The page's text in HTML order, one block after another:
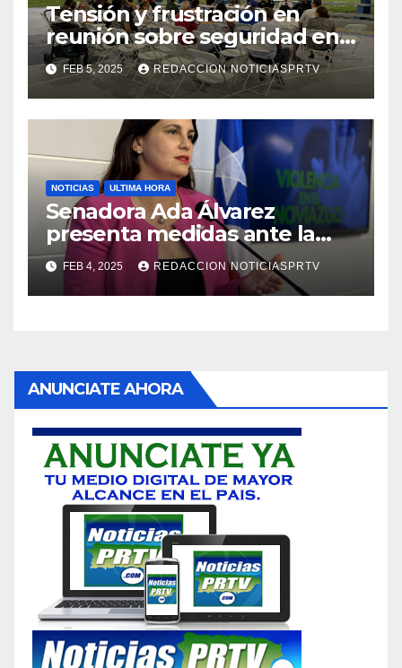
Tensión y frustración en
reunión sobre seguridad en
Reparto Metropolitano
FEB 5, 2025 REDACCION NOTICIASPRTV
NOTICIAS ULTIMA HORA
Senadora Ada Álvarez
presenta medidas ante la
violencia en el noviazgo
FEB 4, 2025 REDACCION NOTICIASPRTV
ANUNCIATE AHORA